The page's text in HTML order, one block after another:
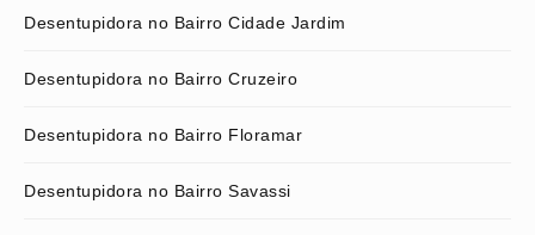
Desentupidora no Bairro Cidade Jardim
Desentupidora no Bairro Cruzeiro
Desentupidora no Bairro Floramar
Desentupidora no Bairro Savassi